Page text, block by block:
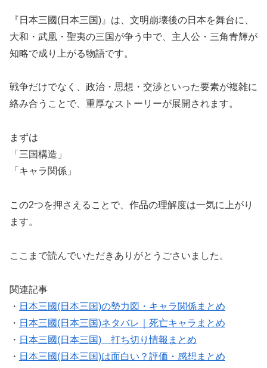
『日本三國(日本三国)』は、文明崩壊後の日本を舞台に、
大和・武凰・聖夷の三国が争う中で、主人公・三角青輝が
知略で成り上がる物語です。
戦争だけでなく、政治・思想・交渉といった要素が複雑に
絡み合うことで、重厚なストーリーが展開されます。
まずは
「三国構造」
「キャラ関係」
この2つを押さえることで、作品の理解度は一気に上がり
ます。
ここまで読んでいただきありがとうごさいました。
関連記事
・ 日本三國(日本三国)の勢力図・キャラ関係まとめ
・ 日本三國(日本三国)ネタバレ｜死亡キャラまとめ
・ 日本三國(日本三国) 打ち切り情報まとめ
・ 日本三國(日本三国)は面白い？評価・感想まとめ